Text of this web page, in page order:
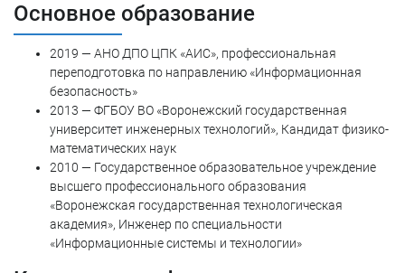
Основное образование
2019 — АНО ДПО ЦПК «АИС», профессиональная
переподготовка по направлению «Информационная
безопасность»
2013 — ФГБОУ ВО «Воронежский государственная
университет инженерных технологий», Кандидат физико-
математических наук
2010 — Государственное образовательное учреждение
высшего профессионального образования
«Воронежская государственная технологическая
академия», Инженер по специальности
«Информационные системы и технологии»